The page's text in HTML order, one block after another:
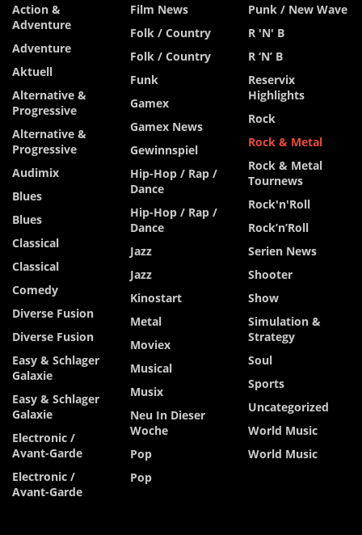
Action &
Adventure
Adventure
Aktuell
Alternative &
Progressive
Alternative &
Progressive
Audimix
Blues
Blues
Classical
Classical
Comedy
Diverse Fusion
Diverse Fusion
Easy & Schlager
Galaxie
Easy & Schlager
Galaxie
Electronic /
Avant-Garde
Electronic /
Avant-Garde
Film News
Folk / Country
Folk / Country
Funk
Gamex
Gamex News
Gewinnspiel
Hip-Hop / Rap /
Dance
Hip-Hop / Rap /
Dance
Jazz
Jazz
Kinostart
Metal
Moviex
Musical
Musix
Neu In Dieser
Woche
Pop
Pop
Punk / New Wave
R 'n' B
R ‘n’ B
Reservix
Highlights
Rock
Rock & Metal
Rock & Metal
Tournews
Rock'n'Roll
Rock’n’Roll
Serien News
Shooter
Show
Simulation &
Strategy
Soul
Sports
Uncategorized
World Music
World Music